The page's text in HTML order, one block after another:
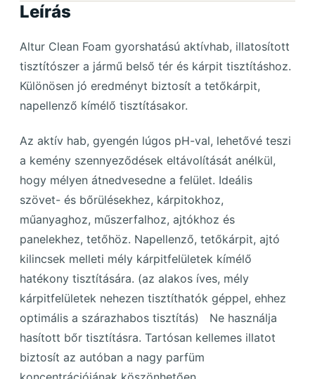
Leírás
Altur Clean Foam gyorshatású aktívhab, illatosított
tisztítószer a jármű belső tér és kárpit tisztításhoz.
Különösen jó eredményt biztosít a tetőkárpit,
napellenző kímélő tisztításakor.
Az aktív hab, gyengén lúgos pH-val, lehetővé teszi
a kemény szennyeződések eltávolítását anélkül,
hogy mélyen átnedvesedne a felület. Ideális
szövet- és bőrülésekhez, kárpitokhoz,
műanyaghoz, műszerfalhoz, ajtókhoz és
panelekhez, tetőhöz. Napellenző, tetőkárpit, ajtó
kilincsek melleti mély kárpitfelületek kímélő
hatékony tisztítására. (az alakos íves, mély
kárpitfelületek nehezen tisztíthatók géppel, ehhez
optimális a szárazhabos tisztítás) Ne használja
hasított bőr tisztításra. Tartósan kellemes illatot
biztosít az autóban a nagy parfüm